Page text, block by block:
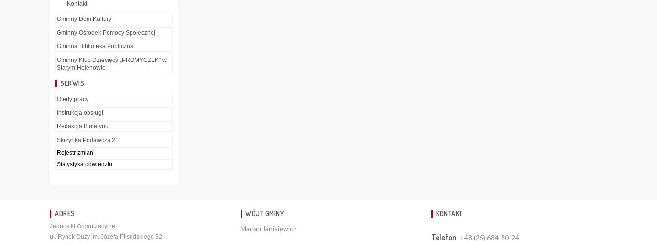
Kontakt
Gminny Dom Kultury
Gminny Ośrodek Pomocy Społecznej
Gminna Biblioteka Publiczna
Gminny Klub Dziecięcy „PROMYCZEK” w
Starym Helenowie
SERWIS
Oferty pracy
Instrukcja obsługi
Redakcja Biuletynu
Skrzynka Podawcza 2
Rejestr zmian
Statystyka odwiedzin
ADRES
Jednostki Organizacyjne
ul. Rynek Duży im. Józefa Piłsudskiego 32
WÓJT GMINY
Marian Janisiewicz
KONTAKT
Telefon +48 (25) 684-50-24